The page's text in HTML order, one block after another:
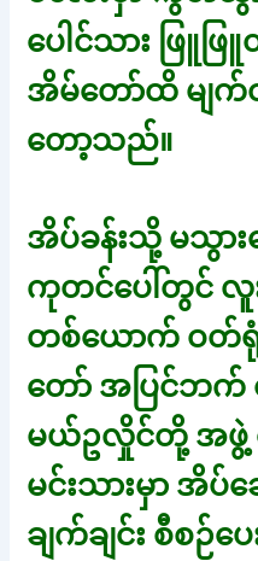
ပေါင်သား ဖြူ
အိမ်တော်ထိ မျက်
တော့သည်။
အိပ်ခန်းသို့ မသွား
ကုတင်ပေါ်တွင် လူး
တစ်ယောက် ဝတ်
တော် အပြင်ဘ
မယ်ဥလှိုင်တို့ အဖွဲ့
မင်းသားမှာ အိပ်ဆ
ချက်ချင်း စီစဉ်ပ